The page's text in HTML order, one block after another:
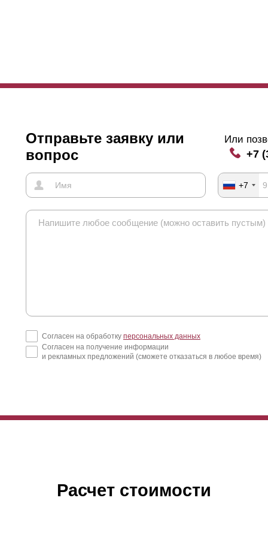
Отправьте заявку или
вопрос
Или
+7
+7
Согласен на обработку персональных данных
Согласен на получение информации
и рекламных предложений (сможете отказаться в любое время)
Расчет стоимости